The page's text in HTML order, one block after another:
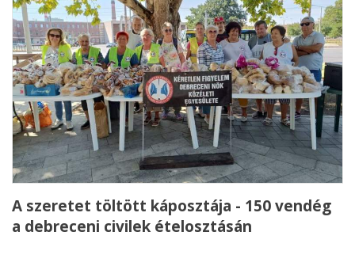
A szeretet töltött káposztája - 150 vendég
a debreceni civilek ételosztásán